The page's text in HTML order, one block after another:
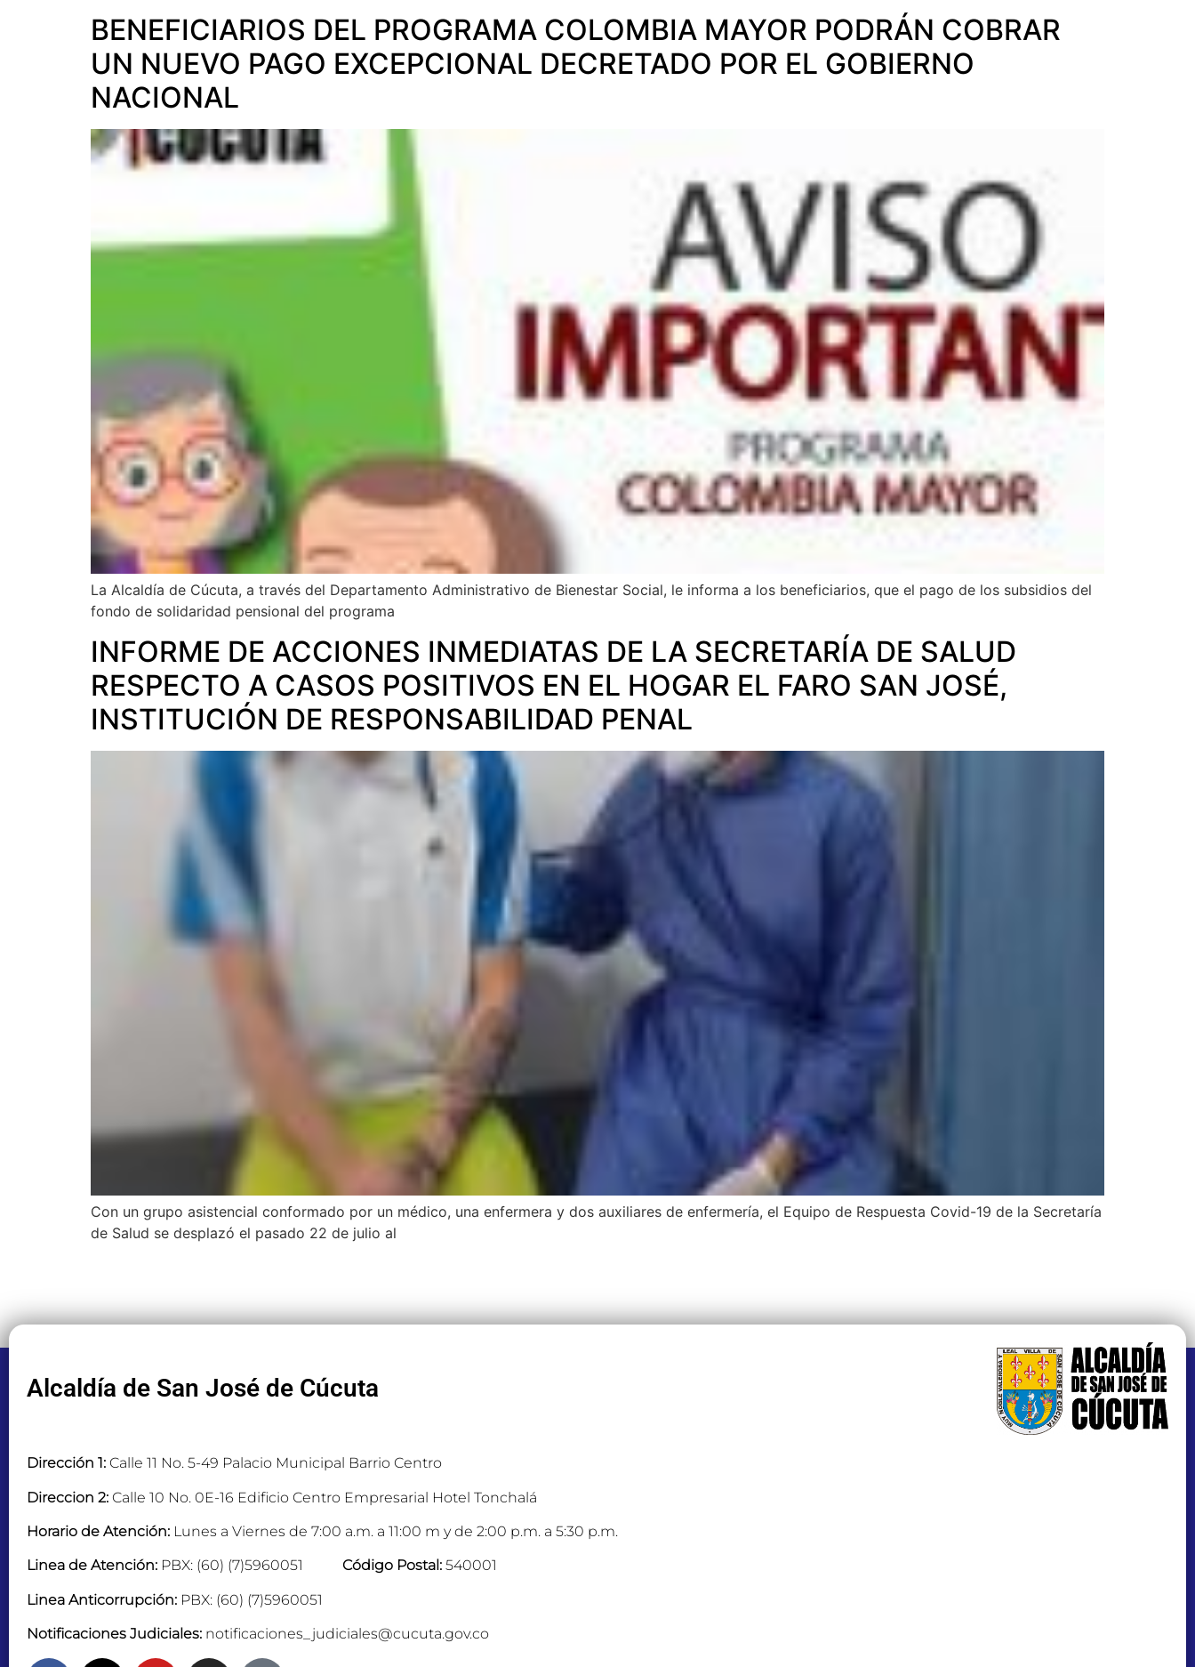
BENEFICIARIOS DEL PROGRAMA COLOMBIA MAYOR PODRÁN COBRAR
UN NUEVO PAGO EXCEPCIONAL DECRETADO POR EL GOBIERNO
NACIONAL
La Alcaldía de Cúcuta, a través del Departamento Administrativo de Bienestar Social, le informa a los beneficiarios, que el pago de los subsidios del
fondo de solidaridad pensional del programa
INFORME DE ACCIONES INMEDIATAS DE LA SECRETARÍA DE SALUD
RESPECTO A CASOS POSITIVOS EN EL HOGAR EL FARO SAN JOSÉ,
INSTITUCIÓN DE RESPONSABILIDAD PENAL
Con un grupo asistencial conformado por un médico, una enfermera y dos auxiliares de enfermería, el Equipo de Respuesta Covid-19 de la Secretaría
de Salud se desplazó el pasado 22 de julio al
Alcaldía de San José de Cúcuta
Dirección 1: Calle 11 No. 5-49 Palacio Municipal Barrio Centro
Direccion 2: Calle 10 No. 0E-16 Edificio Centro Empresarial Hotel Tonchalá
Horario de Atención: Lunes a Viernes de 7:00 a.m. a 11:00 m y de 2:00 p.m. a 5:30 p.m.
Linea de Atención: PBX: (60) (7)5960051 Código Postal: 540001
Linea Anticorrupción: PBX: (60) (7)5960051
Notificaciones Judiciales: notificaciones_judiciales@cucuta.gov.co